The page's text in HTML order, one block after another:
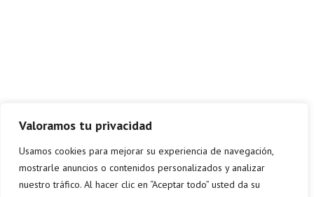
Valoramos tu privacidad
Usamos cookies para mejorar su experiencia de navegación,
mostrarle anuncios o contenidos personalizados y analizar
nuestro tráfico. Al hacer clic en “Aceptar todo” usted da su